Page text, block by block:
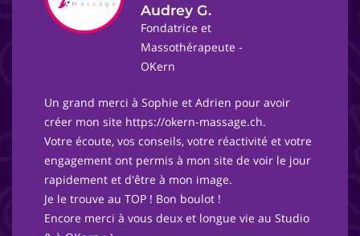
Audrey G.
Fondatrice et
Massothérapeute -
OKern
Un grand merci à Sophie et Adrien pour avoir
créer mon site https://okern-massage.ch.
Votre écoute, vos conseils, votre réactivité et votre
engagement ont permis à mon site de voir le jour
rapidement et d'être à mon image.
Je le trouve au TOP ! Bon boulot !
Encore merci à vous deux et longue vie au Studio